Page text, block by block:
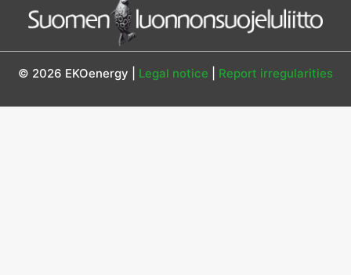
d
i
n
g
r
a
m
b
e
o
o
k
© 2026 EKOenergy | Legal notice Report irregularities